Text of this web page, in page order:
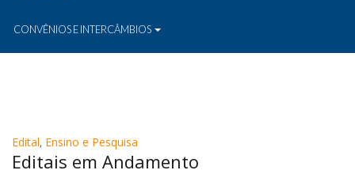
CONVÊNIOS E INTERCÂMBIOS
Edital, Ensino e Pesquisa
Editais em Andamento